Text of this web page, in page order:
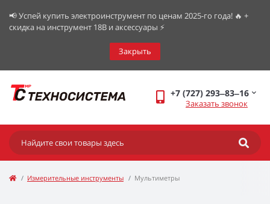
📢 Успей купить электроинструмент по ценам 2025-го года! 🔥 +
скидка на инструмент 18В и аксессуары ⚡️
Закрыть
+7 (727) 293‒83‒16
Заказать звонок
Измерительные инструменты Мультиметры